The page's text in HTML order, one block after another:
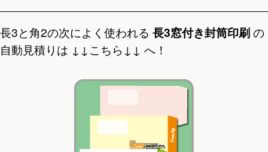
長3と角2の次によく使われる 長3窓付き封筒印刷の
自動見積りは ↓↓こちら↓↓ へ！